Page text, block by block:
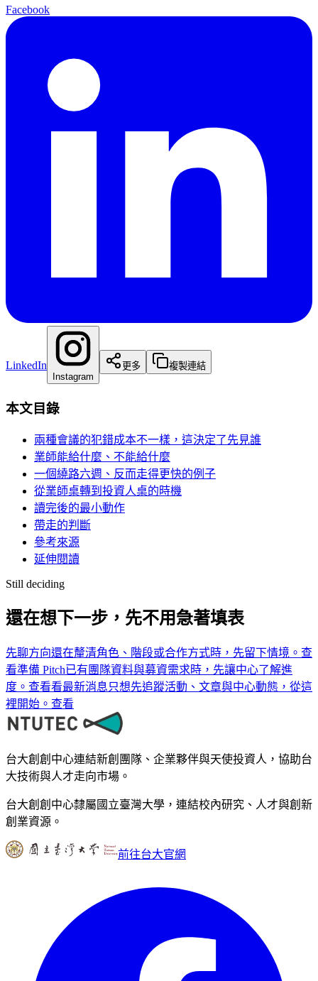
Facebook
LinkedIn
Instagram
更多 複製連結
本文目錄
兩種會議的犯錯成本不一樣，這決定了先見誰
業師能給什麼、不能給什麼
一個繞路六週、反而走得更快的例子
從業師桌轉到投資人桌的時機
讀完後的最小動作
帶走的判斷
參考來源
延伸閱讀
Still deciding
還在想下一步，先不用急著填表
先聊方向還在釐清角色、階段或合作方式時，先留下情境。 查
看準備 Pitch已有團隊資料與募資需求時，先讓中心了解進
度。 查看看最新消息只想先追蹤活動、文章與中心動態，從這
裡開始。 查看
台大創創中心連結新創團隊、企業夥伴與天使投資人，協助台
大技術與人才走向市場。
台大創創中心隸屬國立臺灣大學，連結校內研究、人才與創新
創業資源。
前往台大官網